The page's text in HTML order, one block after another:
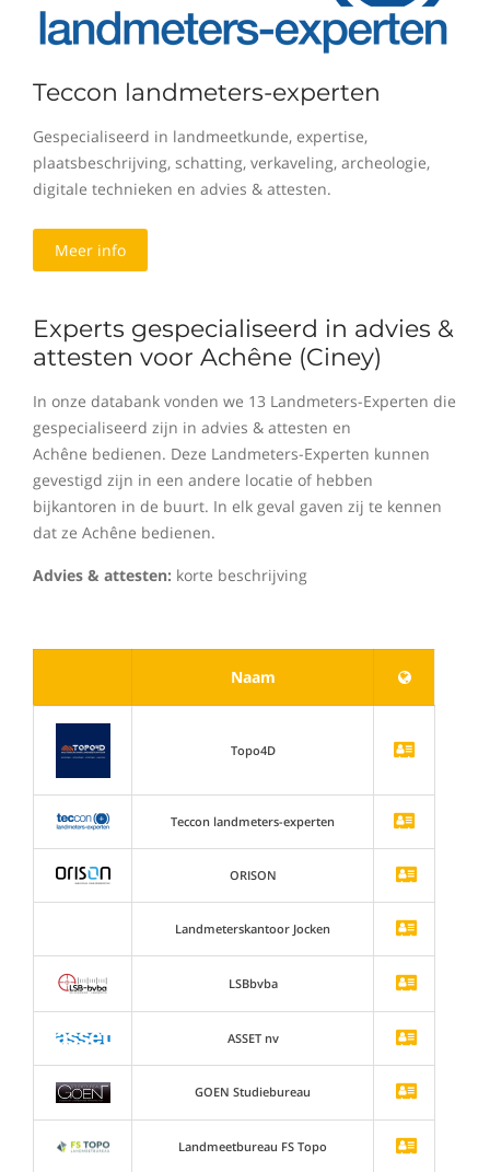
Teccon landmeters-experten
Gespecialiseerd in landmeetkunde, expertise,
plaatsbeschrijving, schatting, verkaveling, archeologie,
digitale technieken en advies & attesten.
Meer info
Experts gespecialiseerd in advies &
attesten voor Achêne (Ciney)
In onze databank vonden we 13 Landmeters-Experten die
gespecialiseerd zijn in advies & attesten en
Achêne bedienen. Deze Landmeters-Experten kunnen
gevestigd zijn in een andere locatie of hebben
bijkantoren in de buurt. In elk geval gaven zij te kennen
dat ze Achêne bedienen.
Advies & attesten: korte beschrijving
Naam
Topo4D
Teccon landmeters-experten
ORISON
Landmeterskantoor Jocken
LSBbvba
ASSET nv
GOEN Studiebureau
Landmeetbureau FS Topo